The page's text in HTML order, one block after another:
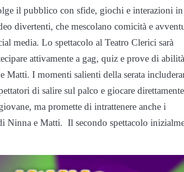
il pubblico con sfide, giochi e interazioni in
divertenti, che mescolano comicità e
media. Lo spettacolo al Teatro Clerici sarà
attivamente a gag, quiz e prove di
Matti. I momenti salienti della serata
di salire sul palco e giocare direttamente
ma promette di intrattenere anche i
Ninna e Matti. Il secondo spettacolo